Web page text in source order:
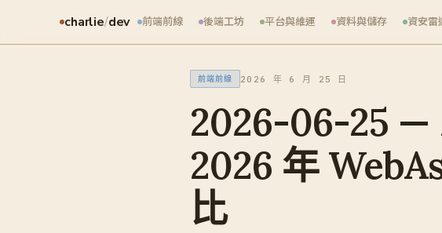
charlie/dev 前端前線 後端工坊 平台與維運 資料與儲存 資安雷
前端前線 2026 年 6 月 25 日
2026-06-25 —
2026 年
比